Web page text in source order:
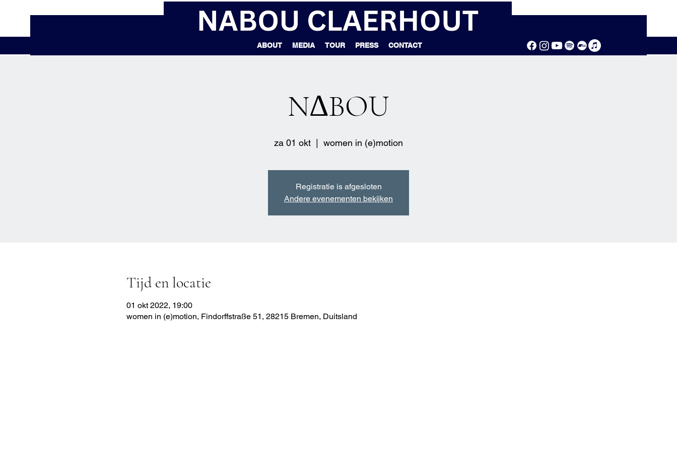
ABOUT MEDIA TOUR PRESS CONTACT
N∆BOU
za 01 okt women in (e)motion
Registratie is afgesloten
Andere evenementen bekijken
Tijd en locatie
01 okt 2022, 19:00
women in (e)motion, Findorffstraße 51, 28215 Bremen, Duitsland